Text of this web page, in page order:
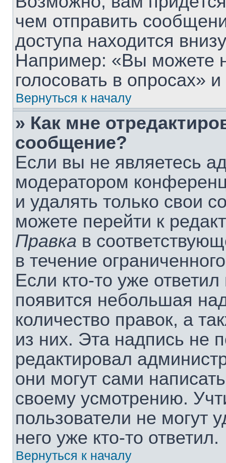
чем отправить
доступа находится
Например: «Вы можете
голосовать в опросах» и
Вернуться к началу
» Как мне
сообщение?
Если вы не являетесь
модератором
и удалять только свои
можете перейти к
Правка в
в течение
Если кто-то уже
появится небольшая
количество правок, а
из них. Эта надпись не
редактировал
они могут сами
своему усмотрению.
пользователи не могут
него уже кто-то ответил.
Вернуться к началу